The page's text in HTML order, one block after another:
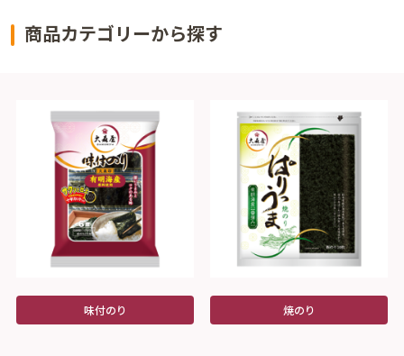
商品カテゴリーから探す
味付のり 焼のり